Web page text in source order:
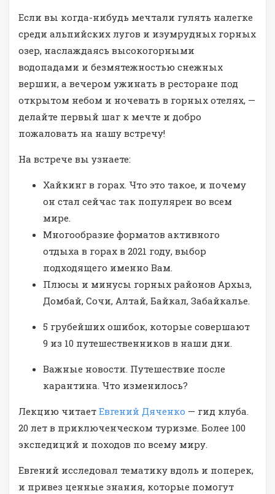
Если вы когда-нибудь мечтали гулять налегке
среди альпийских лугов и изумрудных горных
озер, наслаждаясь высокогорными
водопадами и безмятежностью снежных
вершин, а вечером ужинать в ресторане под
открытом небом и ночевать в горных отелях, —
делайте первый шаг к мечте и добро
пожаловать на нашу встречу!
На встрече вы узнаете:
Хайкинг в горах. Что это такое, и почему
он стал сейчас так популярен во всем
мире.
Многообразие форматов активного
отдыха в горах в 2021 году, выбор
подходящего именно Вам.
Плюсы и минусы горных районов Архыз,
Домбай, Сочи, Алтай, Байкал, Забайкалье.
5 грубейших ошибок, которые совершают
9 из 10 путешественников в наши дни.
Важные новости. Путешествие после
карантина. Что изменилось?
Лекцию читает Евгений Дяченко — гид клуба.
20 лет в приключенческом туризме. Более 100
экспедиций и походов по всему миру.
Евгений исследовал тематику вдоль и поперек,
и привез ценные знания, которые помогут